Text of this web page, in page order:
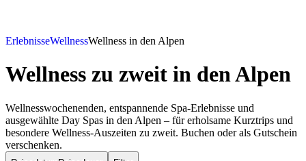
ErlebnisseWellnessWellness in den Alpen
Wellness zu zweit in den Alpen
Wellnesswochenenden, entspannende Spa-Erlebnisse und
ausgewählte Day Spas in den Alpen – für erholsame Kurztrips und
besondere Wellness-Auszeiten zu zweit. Buchen oder als Gutschein
verschenken.